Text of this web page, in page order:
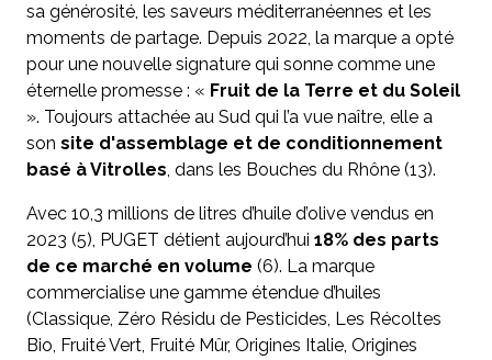
sa générosité, les saveurs méditerranéennes et les
moments de partage. Depuis 2022, la marque a opté
pour une nouvelle signature qui sonne comme une
éternelle promesse : « Fruit de la Terre et du Soleil
». Toujours attachée au Sud qui l’a vue naître, elle a
son site d'assemblage et de conditionnement
basé à Vitrolles, dans les Bouches du Rhône (13).
Avec 10,3 millions de litres d’huile d’olive vendus en
2023 (5), PUGET détient aujourd’hui 18% des parts
de ce marché en volume (6). La marque
commercialise une gamme étendue d’huiles
(Classique, Zéro Résidu de Pesticides, Les Récoltes
Bio, Fruité Vert, Fruité Mûr, Origines Italie, Origines